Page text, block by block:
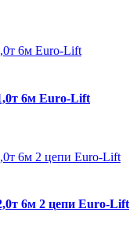
6м Euro-Lift
6м 2 цепи Euro-Lift